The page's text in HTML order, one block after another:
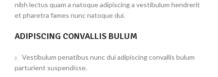
nibh lectus quam a natoque adipiscing a vestibulum hendrerit
et pharetra fames nunc natoque dui.
ADIPISCING CONVALLIS BULUM
Vestibulum penatibus nunc dui adipiscing convallis bulum
parturient suspendisse.